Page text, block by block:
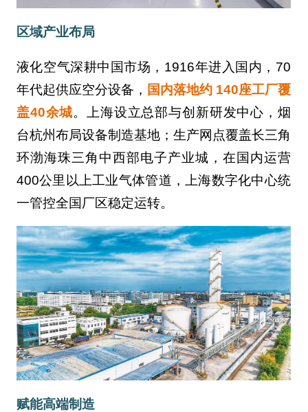
区域产业布局
液化空气深耕中国市场，1916年进入国内，70
年代起供应空分设备， 国内落地约 140座工厂覆
盖40余城。上海设立总部与创新研发中心，烟
台杭州布局设备制造基地；生产网点覆盖长三角
环渤海珠三角中西部电子产业城，在国内运营
400公里以上工业气体管道，上海数字化中心统
一管控全国厂区稳定运转。
赋能高端制造